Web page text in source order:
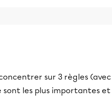
sur 3 règles (avec
sont les plus importantes et